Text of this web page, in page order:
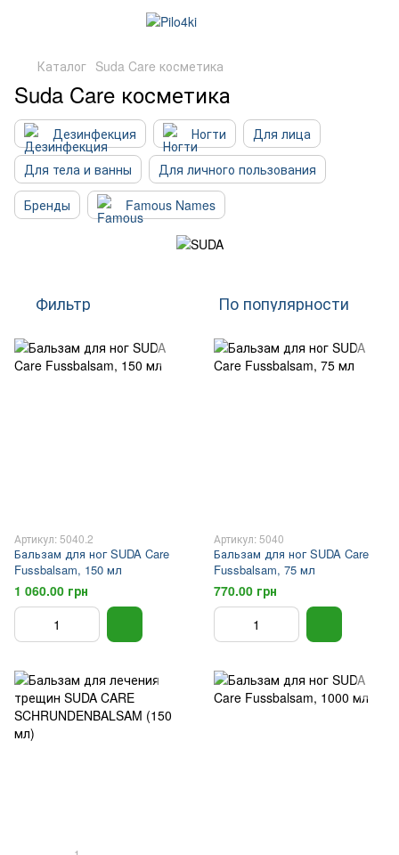
Каталог Suda Care косметика
Suda Care косметика
Дезинфекция Ногти
Для лица
Для тела и ванны
Для личного пользования
Бренды
Famous Names
Фильтр По популярности
Артикул: 5040.2
Бальзам для ног SUDA Care
Fussbalsam, 150 мл
1 060.00 грн
Артикул: 5040
Бальзам для ног SUDA Care
Fussbalsam, 75 мл
770.00 грн